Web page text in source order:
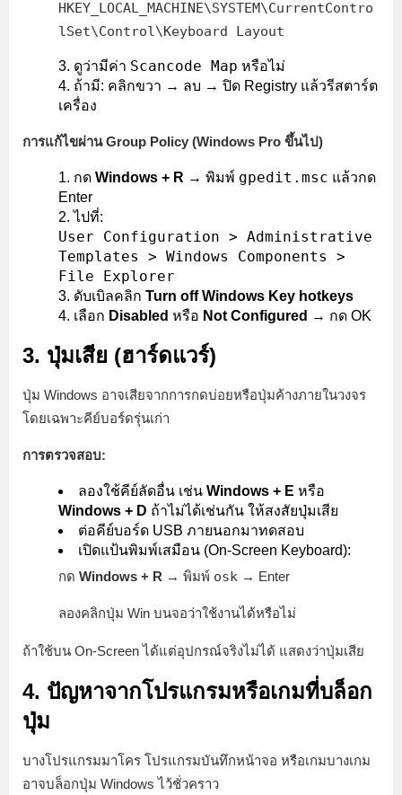
HKEY_LOCAL_MACHINE\SYSTEM\CurrentContro
lSet\Control\Keyboard Layout
ดูว่ามีค่า Scancode Map หรือไม่
ถ้ามี: คลิกขวา → ลบ → ปิด Registry แล้วรีสตาร์ต
เครื่อง
การแก้ไขผ่าน Group Policy (Windows Pro ขึ้นไป)
กด Windows + R → พิมพ์ gpedit.msc แล้วกด
Enter
ไปที่:
User Configuration > Administrative
Templates > Windows Components >
File Explorer
ดับเบิลคลิก Turn off Windows Key hotkeys
เลือก Disabled หรือ Not Configured → กด OK
3. ปุ่มเสีย (ฮาร์ดแวร์)
ปุ่ม Windows อาจเสียจากการกดบ่อยหรือปุ่มค้างภายในวงจร
โดยเฉพาะคีย์บอร์ดรุ่นเก่า
การตรวจสอบ:
ลองใช้คีย์ลัดอื่น เช่น Windows + E หรือ
Windows + D ถ้าไม่ได้เช่นกัน ให้สงสัยปุ่มเสีย
ต่อคีย์บอร์ด USB ภายนอกมาทดสอบ
เปิดแป้นพิมพ์เสมือน (On-Screen Keyboard):
กด Windows + R → พิมพ์ osk → Enter
ลองคลิกปุ่ม Win บนจอว่าใช้งานได้หรือไม่
ถ้าใช้บน On-Screen ได้แต่อุปกรณ์จริงไม่ได้ แสดงว่าปุ่มเสีย
4. ปัญหาจากโปรแกรมหรือเกมที่บล็อก
ปุ่ม
บางโปรแกรมมาโคร โปรแกรมบันทึกหน้าจอ หรือเกมบางเกม
อาจบล็อกปุ่ม Windows ไว้ชั่วคราว